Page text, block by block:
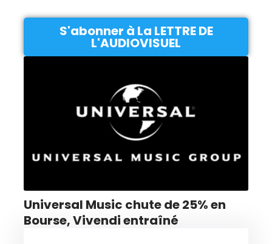
S'abonner à La LETTRE DE
L'AUDIOVISUEL
Universal Music chute de 25% en
Bourse, Vivendi entraîné